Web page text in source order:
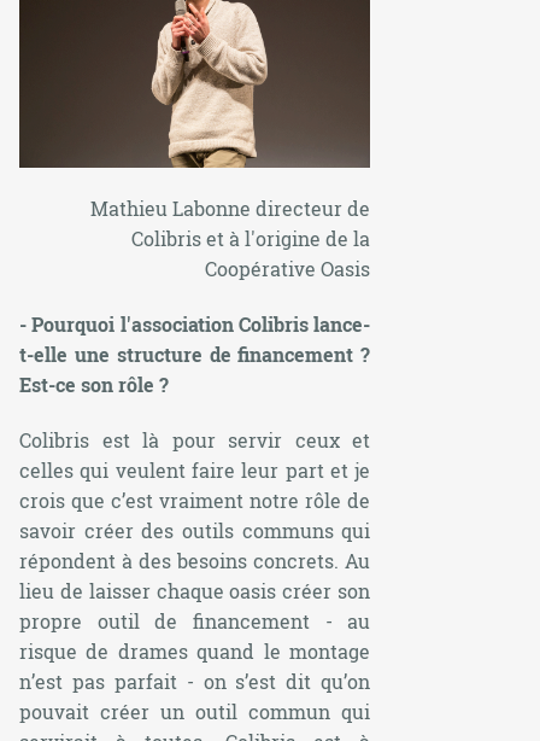
Mathieu Labonne directeur de
Colibris et à l'origine de la
Coopérative Oasis
- Pourquoi l'association Colibris lance-
t-elle une structure de financement ?
Est-ce son rôle ?
Colibris est là pour servir ceux et
celles qui veulent faire leur part et je
crois que c’est vraiment notre rôle de
savoir créer des outils communs qui
répondent à des besoins concrets. Au
lieu de laisser chaque oasis créer son
propre outil de financement - au
risque de drames quand le montage
n’est pas parfait - on s’est dit qu’on
pouvait créer un outil commun qui